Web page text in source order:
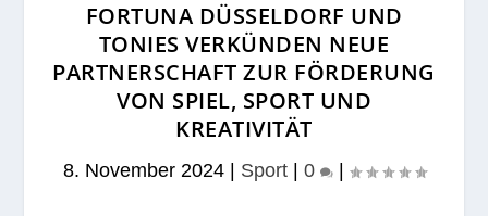
FORTUNA DÜSSELDORF UND
TONIES VERKÜNDEN NEUE
PARTNERSCHAFT ZUR FÖRDERUNG
VON SPIEL, SPORT UND
KREATIVITÄT
8. November 2024| Sport| 0 |